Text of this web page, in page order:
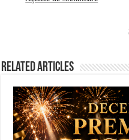
Related Articles